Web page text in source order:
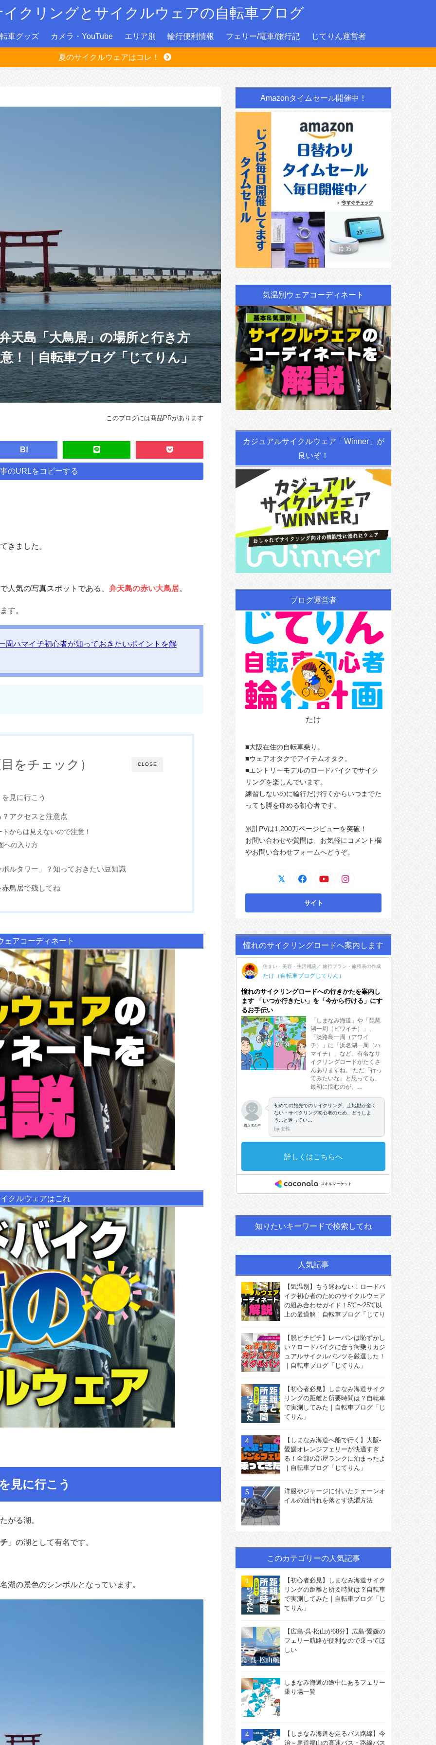
クリングとサイクルウェアの自転車ブログ
車グッズ カメラ・YouTube エリア別 輪行便利情報 フェリー/電車/旅行記 じてりん運営者
夏のサイクルウェアはコレ！
天島「大鳥居」の場所と行き方
！｜自転車ブログ「じてりん」
このブログには商品PRがあります
B!
のURLをコピーする
きました。
人気の写真スポットである、 弁天島の赤い大鳥居。
す。
周ハマイチ初心者が知っておきたいポイントを解
CLOSE
をチェック）
見に行こう
アクセスと注意点
からは見えないので注意！
への入り方
ルタワー」？知っておきたい豆知識
鳥居で残してね
ェアコーディネート
クルウェアはこれ
見に行こう
がる湖。
」の湖として有名です。
湖の景色のシンボルとなっています。
Amazonタイムセール開催中！
気温別ウェアコーディネート
カジュアルサイクルウェア「Winner」が
良いぞ！
ブログ運営者
たけ
■大阪在住の自転車乗り。
■ウェアオタクでアイテムオタク。
■エントリーモデルのロードバイクでサイク
リングを楽しんでいます。
練習しないのに輪行だけ行くからいつまでた
っても脚を痛める初心者です。
累計PVは1,200万ページビューを突破！
お問い合わせや質問は、お気軽にコメント欄
やお問い合わせフォームへどうぞ。
憧れのサイクリングロードへ案内します
知りたいキーワードで検索してね
人気記事
【気温別】もう迷わない！ロードバ
イク初心者のためのサイクルウェア
の組み合わせガイド！5℃〜25℃以
上の最適解｜自転車ブログ「じてり
【脱ピチピチ】レーパンは恥ずかし
い？ロードバイクに合う街乗りカジ
ュアルサイクルパンツを厳選した！
｜自転車ブログ「じてりん」
【初心者必見】しまなみ海道サイク
リングの距離と所要時間は？自転車
で実測してみた｜自転車ブログ「じ
てりん」
【しまなみ海道へ船で行く】大阪-
愛媛オレンジフェリーが快適すぎ
る！全部の部屋ランクに泊まったよ
｜自転車ブログ「じてりん」
洋服やジャージに付いたチェーンオ
イルの油汚れを落とす洗濯方法
このカテゴリーの人気記事
【初心者必見】しまなみ海道サイク
リングの距離と所要時間は？自転車
で実測してみた｜自転車ブログ「じ
てりん」
【広島-呉-松山が68分】広島-愛媛の
フェリー航路が便利なので乗ってほ
しい
しまなみ海道の途中にあるフェリー
乗り場一覧
【しまなみ海道を走るバス路線】今
治～尾道福山の高速バス・路線バス